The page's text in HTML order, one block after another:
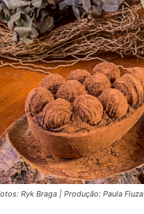
Ryk Braga | Produção: Paula Fiuza